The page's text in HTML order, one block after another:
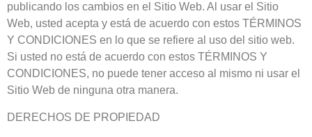
publicando los cambios en el Sitio Web. Al usar el Sitio
Web, usted acepta y está de acuerdo con estos TÉRMINOS
Y CONDICIONES en lo que se refiere al uso del sitio web.
Si usted no está de acuerdo con estos TÉRMINOS Y
CONDICIONES, no puede tener acceso al mismo ni usar el
Sitio Web de ninguna otra manera.
DERECHOS DE PROPIEDAD